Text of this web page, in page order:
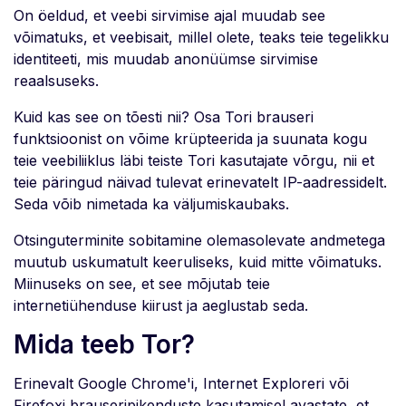
On öeldud, et veebi sirvimise ajal muudab see
võimatuks, et veebisait, millel olete, teaks teie tegelikku
identiteeti, mis muudab anonüümse sirvimise
reaalsuseks.
Kuid kas see on tõesti nii? Osa Tori brauseri
funktsioonist on võime krüpteerida ja suunata kogu
teie veebiliiklus läbi teiste Tori kasutajate võrgu, nii et
teie päringud näivad tulevat erinevatelt IP-aadressidelt.
Seda võib nimetada ka väljumiskaubaks.
Otsinguterminite sobitamine olemasolevate andmetega
muutub uskumatult keeruliseks, kuid mitte võimatuks.
Miinuseks on see, et see mõjutab teie
internetiühenduse kiirust ja aeglustab seda.
Mida teeb Tor?
Erinevalt Google Chrome'i, Internet Exploreri või